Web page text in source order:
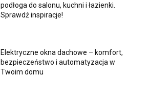
podłoga do salonu, kuchni i łazienki.
Sprawdź inspiracje!
Elektryczne okna dachowe – komfort,
bezpieczeństwo i automatyzacja w
Twoim domu